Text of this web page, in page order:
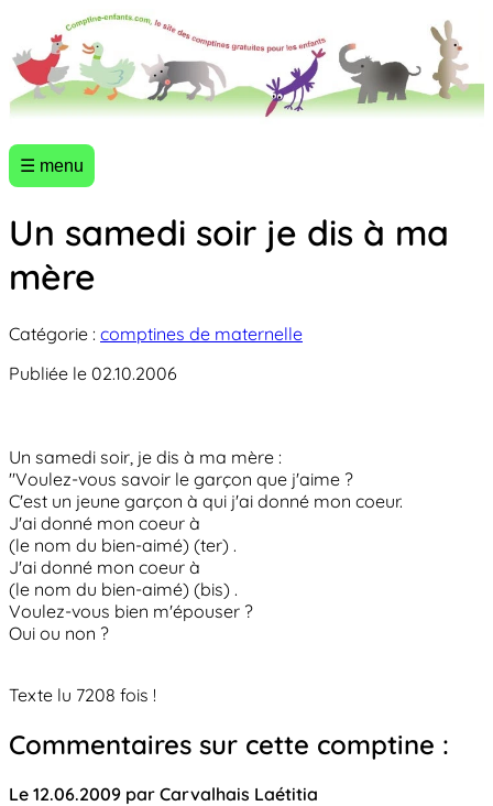
☰ menu
Un samedi soir je dis à ma
mère
Catégorie : comptines de maternelle
Publiée le 02.10.2006
Un samedi soir, je dis à ma mère :
"Voulez-vous savoir le garçon que j'aime ?
C'est un jeune garçon à qui j'ai donné mon coeur.
J'ai donné mon coeur à
(le nom du bien-aimé) (ter) .
J'ai donné mon coeur à
(le nom du bien-aimé) (bis) .
Voulez-vous bien m'épouser ?
Oui ou non ?
Texte lu 7208 fois !
Commentaires sur cette comptine :
Le 12.06.2009 par Carvalhais Laétitia